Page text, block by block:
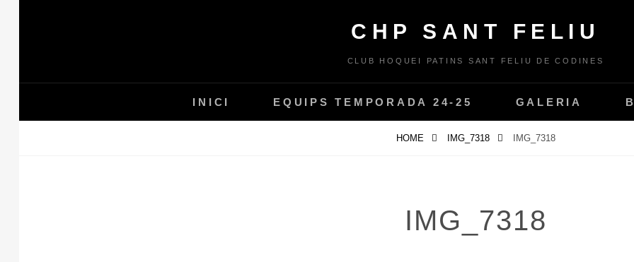
CHP SANT FELIU
CLUB HOQUEI PATINS SANT FELIU DE CODINES
INICI EQUIPS TEMPORADA 24-25 GALERIA
HOME IMG_7318 IMG_7318
IMG_7318